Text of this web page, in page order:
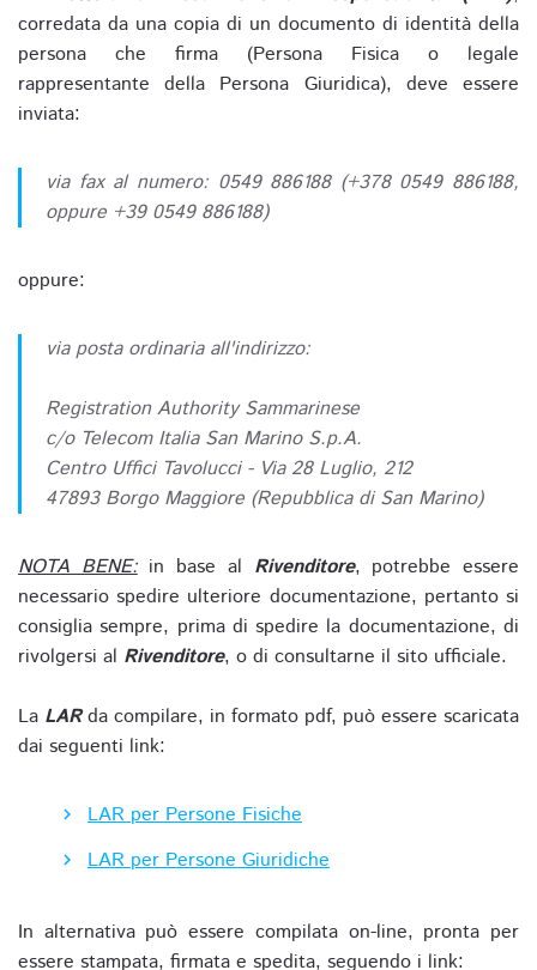
corredata da una copia di un documento di identità della
persona che firma (Persona Fisica o legale
rappresentante della Persona Giuridica), deve essere
inviata:
via fax al numero: 0549 886188 (+378 0549 886188,
oppure +39 0549 886188)
oppure:
via posta ordinaria all'indirizzo:
Registration Authority Sammarinese
c/o Telecom Italia San Marino S.p.A.
Centro Uffici Tavolucci - Via 28 Luglio, 212
47893 Borgo Maggiore (Repubblica di San Marino)
NOTA BENE:in base al Rivenditore, potrebbe essere
necessario spedire ulteriore documentazione, pertanto si
consiglia sempre, prima di spedire la documentazione, di
rivolgersi al Rivenditore, o di consultarne il sito ufficiale.
La LARda compilare, in formato pdf, può essere scaricata
dai seguenti link:
LAR per Persone Fisiche
LAR per Persone Giuridiche
In alternativa può essere compilata on-line, pronta per
essere stampata, firmata e spedita, seguendo i link: